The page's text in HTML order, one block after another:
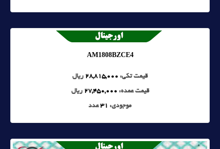
AM1808BZCE4
قیمت تکی: 28,815,000 ریال
قیمت عمده: 27,450,000 ریال
موجودی: 31عدد